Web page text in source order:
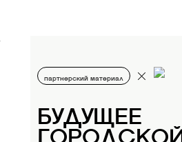
партнерский материал
БУДУЩЕЕ